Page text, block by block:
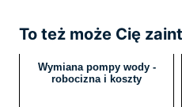
To też może Cię
Wymiana pompy wody -
robocizna i koszty